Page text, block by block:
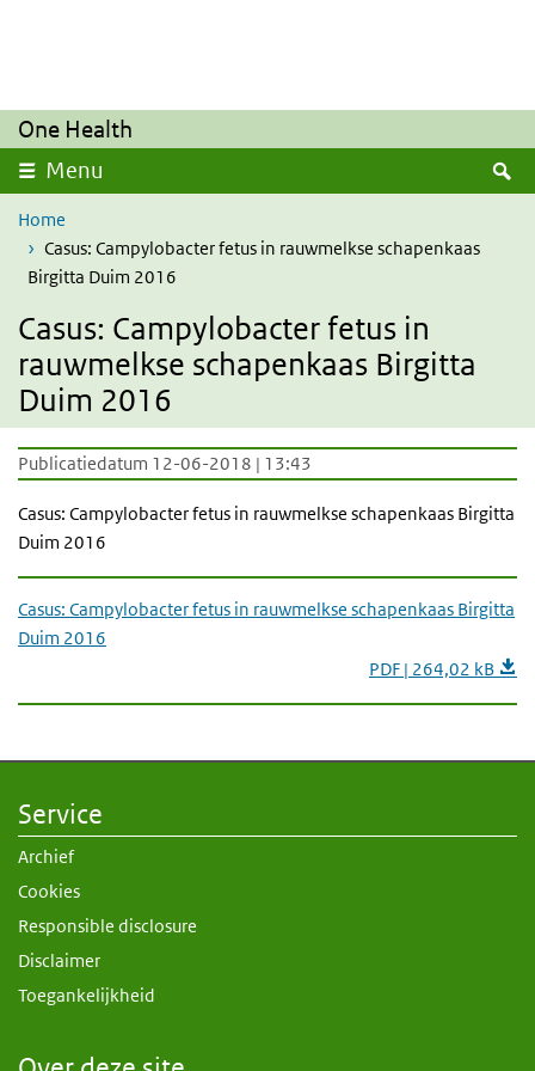
One Health
Menu
Home
Casus: Campylobacter fetus in rauwmelkse schapenkaas
Birgitta Duim 2016
Casus: Campylobacter fetus in
rauwmelkse schapenkaas Birgitta
Duim 2016
Publicatiedatum 12-06-2018 | 13:43
Casus: Campylobacter fetus in rauwmelkse schapenkaas Birgitta
Duim 2016
Casus: Campylobacter fetus in rauwmelkse schapenkaas Birgitta
Duim 2016
PDF | 264,02 kB
Service
Archief
Cookies
Responsible disclosure
Disclaimer
Toegankelijkheid